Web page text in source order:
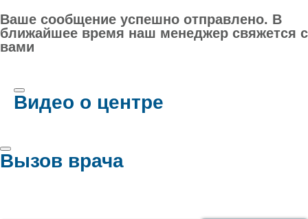
Ваше сообщение успешно отправлено. В
ближайшее время наш менеджер свяжется с
вами
Видео о центре
Вызов врача